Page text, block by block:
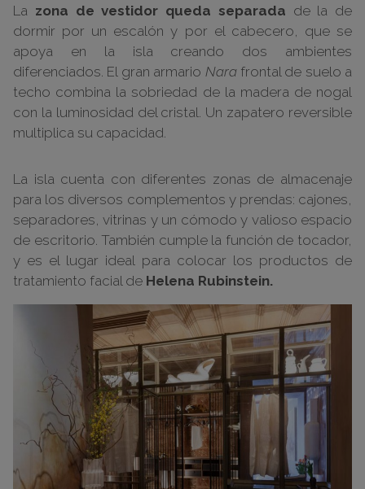
La zona de vestidor queda separada de la de
dormir por un escalón y por el cabecero, que se
apoya en la isla creando dos ambientes
diferenciados. El gran armario Narafrontal de suelo a
techo combina la sobriedad de la madera de nogal
con la luminosidad del cristal. Un zapatero reversible
multiplica su capacidad.
La isla cuenta con diferentes zonas de almacenaje
para los diversos complementos y prendas: cajones,
separadores, vitrinas y un cómodo y valioso espacio
de escritorio. También cumple la función de tocador,
y es el lugar ideal para colocar los productos de
tratamiento facial de Helena Rubinstein.